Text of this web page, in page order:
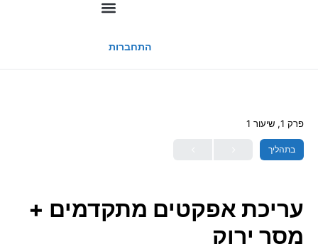
התחברות
פרק 1, שיעור 1
בתהליך
עריכת אפקטים מתקדמים +
מסך ירוק